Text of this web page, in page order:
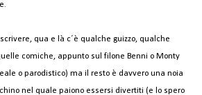
qua e là c´è qualche guizzo, qualche
comiche, appunto sul filone Benni o Monty
o parodistico) ma il resto è davvero una noia
nel quale paiono essersi divertiti (e lo spero